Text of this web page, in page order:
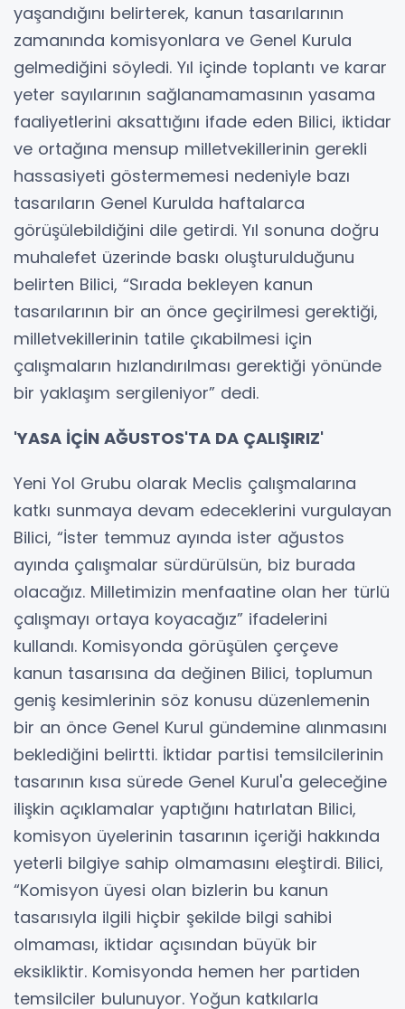
yaşandığını belirterek, kanun tasarılarının
zamanında komisyonlara ve Genel Kurula
gelmediğini söyledi. Yıl içinde toplantı ve karar
yeter sayılarının sağlanamamasının yasama
faaliyetlerini aksattığını ifade eden Bilici, iktidar
ve ortağına mensup milletvekillerinin gerekli
hassasiyeti göstermemesi nedeniyle bazı
tasarıların Genel Kurulda haftalarca
görüşülebildiğini dile getirdi. Yıl sonuna doğru
muhalefet üzerinde baskı oluşturulduğunu
belirten Bilici, “Sırada bekleyen kanun
tasarılarının bir an önce geçirilmesi gerektiği,
milletvekillerinin tatile çıkabilmesi için
çalışmaların hızlandırılması gerektiği yönünde
bir yaklaşım sergileniyor” dedi.
'YASA İÇİN AĞUSTOS'TA DA ÇALIŞIRIZ'
Yeni Yol Grubu olarak Meclis çalışmalarına
katkı sunmaya devam edeceklerini vurgulayan
Bilici, “İster temmuz ayında ister ağustos
ayında çalışmalar sürdürülsün, biz burada
olacağız. Milletimizin menfaatine olan her türlü
çalışmayı ortaya koyacağız” ifadelerini
kullandı. Komisyonda görüşülen çerçeve
kanun tasarısına da değinen Bilici, toplumun
geniş kesimlerinin söz konusu düzenlemenin
bir an önce Genel Kurul gündemine alınmasını
beklediğini belirtti. İktidar partisi temsilcilerinin
tasarının kısa sürede Genel Kurul'a geleceğine
ilişkin açıklamalar yaptığını hatırlatan Bilici,
komisyon üyelerinin tasarının içeriği hakkında
yeterli bilgiye sahip olmamasını eleştirdi. Bilici,
“Komisyon üyesi olan bizlerin bu kanun
tasarısıyla ilgili hiçbir şekilde bilgi sahibi
olmaması, iktidar açısından büyük bir
eksikliktir. Komisyonda hemen her partiden
temsilciler bulunuyor. Yoğun katkılarla